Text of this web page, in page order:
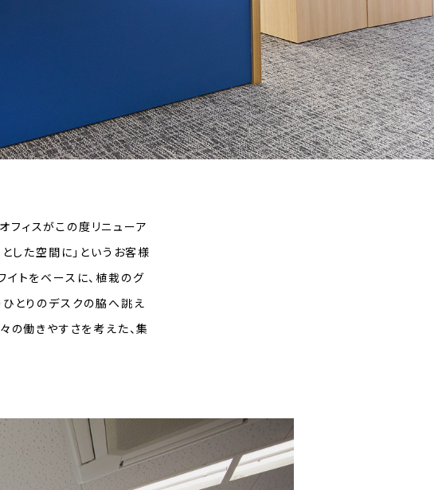
ィスがこの度リニューア
した空間に」というお客様
トをベースに、植栽のグ
とりのデスクの脇へ誂え
の働きやすさを考えた、集